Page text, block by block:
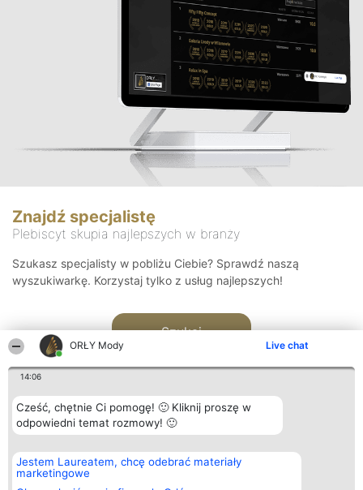
ORŁY Mody Live chat
14:06
Cześć, chętnie Ci pomogę! 🙂 Kliknij proszę w
odpowiedni temat rozmowy! 🙂
Jestem Laureatem, chcę odebrać materiały
marketingowe
Znajdź specjalistę
Plebiscyt skupia najlepszych w branży
Szukasz specjalisty w pobliżu Ciebie? Sprawdź naszą
wyszukiwarkę. Korzystaj tylko z usług najlepszych!
Szukaj
Organizator plebiscytu
Bright Side Solutions sp. z o.
o. sp. k.
ul. Ruska 22
Plebiscyt
Laureaci
wszystkich
Kontakt
Kontakt